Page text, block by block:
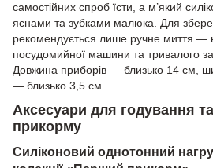
самостійних спроб їсти, а м’який
яснами та зубками малюка. Для
рекомендується лише ручне миття —
посудомийної машини та тривалого
Довжина приборів — близько 14 см,
— близько 3,5 см.
Аксесуари для годування
прикорму
Силіконовий однотонний